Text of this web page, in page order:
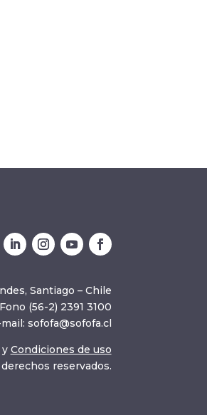
Santiago – Chile
Fono (56-2) 2391 3100
sofofa@sofofa.cl
y Condiciones de uso
reservados.